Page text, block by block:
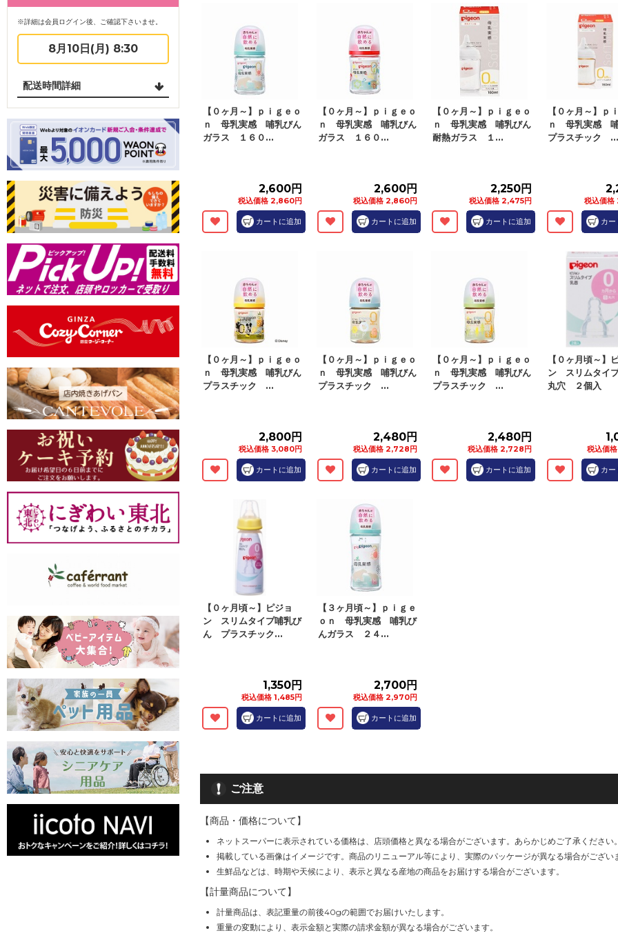
※詳細は会員ログイン後、ご確認下さいませ。
8月10日(月) 8:30
配送時間詳細
【０ヶ月～】ｐｉｇｅｏ
ｎ 母乳実感 哺乳びん
ガラス １６０...
2,600円
税込価格 2,860円
カートに追加
【０ヶ月～】ｐｉｇｅｏ
ｎ 母乳実感 哺乳びん
ガラス １６０...
2,600円
税込価格 2,860円
カートに追加
【０ヶ月～】ｐｉｇｅｏ
ｎ 母乳実感 哺乳びん
耐熱ガラス １...
2,250円
税込価格 2,475円
カートに追加
【０ヶ月～】ｐ
ｎ 母乳実感
プラスチック ...
税込価格
カー
【０ヶ月～】ｐｉｇｅｏ
ｎ 母乳実感 哺乳びん
プラスチック ...
2,800円
税込価格 3,080円
カートに追加
【０ヶ月～】ｐｉｇｅｏ
ｎ 母乳実感 哺乳びん
プラスチック ...
2,480円
税込価格 2,728円
カートに追加
【０ヶ月～】ｐｉｇｅｏ
ｎ 母乳実感 哺乳びん
プラスチック ...
2,480円
税込価格 2,728円
カートに追加
【０ヶ月頃～】
ン スリムタイ
丸穴 ２個入
税込価
カー
【０ヶ月頃～】ピジョ
ン スリムタイプ哺乳び
ん プラスチック...
1,350円
税込価格 1,485円
カートに追加
【３ヶ月頃～】ｐｉｇｅ
ｏｎ 母乳実感 哺乳び
んガラス ２４...
2,700円
税込価格 2,970円
カートに追加
ご注意
【商品・価格について】
ネットスーパーに表示されている価格は、店頭価格と異なる場合がございます。あらかじめご了承ください。
掲載している画像はイメージです。商品のリニューアル等により、実際のパッケージが異なる場合がござい
生鮮品などは、時期や天候により、表示と異なる産地の商品をお届けする場合がございます。
【計量商品について】
計量商品は、表記重量の前後40gの範囲でお届けいたします。
重量の変動により、表示金額と実際の請求金額が異なる場合がございます。